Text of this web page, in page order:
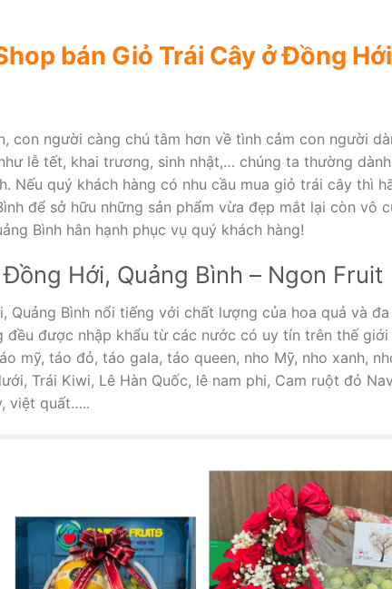
bán Giỏ Trái Cây ở Đồng
con người càng chú tâm hơn về tình cảm con người
lễ tết, khai trương, sinh nhật,… chúng ta thường
Nếu quý khách hàng có nhu cầu mua giỏ trái cây thì
để sở hữu những sản phẩm vừa đẹp mắt lại còn vô
Bình hân hạnh phục vụ quý khách hàng!
Hới, Quảng Bình – Ngon Fruit
Quảng Bình nổi tiếng với chất lượng của hoa quả và
đều được nhập khẩu từ các nước có uy tín trên thế
mỹ, táo đỏ, táo gala, táo queen, nho Mỹ, nho xanh,
Trái Kiwi, Lê Hàn Quốc, lê nam phi, Cam ruột đỏ
việt quất…..